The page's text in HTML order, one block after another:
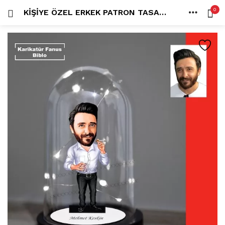
KIŞIYE ÖZEL ERKEK PATRON TASARIMLI IŞIKLI KARIKATÜR FANUS BIBLO FN106 0
PAYLAŞ
Şifremi mi kaybettim?
İÇINDE ARA:
Tüm kategoriler
HİLALİN RENKLİ DÜNYASI (0)
Kampanyalı Ürünler (13)
Karikatür Anahtarlık (14)
Karikatür Erkek Anahtarlık (14)
Karikatür Biblo (289)
Karikatür Aile Biblo (2)
Karikatür Erkek Biblo (127)
Karikatür Kadın Biblo (71)
Karikatür Sevgili Biblo (89)